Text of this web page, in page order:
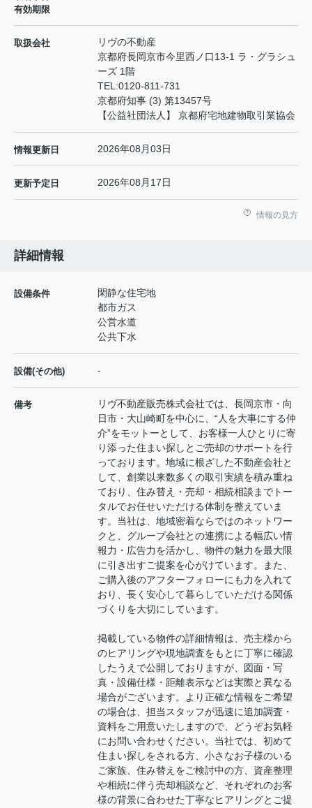
有効期限
取扱会社
リヴの不動産
京都府長岡京市今里西ノ口13-1 ラ・グラシュ
ーズ 1階
TEL:0120-811-731
京都府知事 (3) 第13457号
【公益社団法人】 京都府宅地建物取引業協会
情報更新日 2026年08月03日
更新予定日 2026年08月17日
情報の見方
詳細情報
設備条件
閑静な住宅地
都市ガス
公営水道
公共下水
設備(その他) -
備考
リヴ不動産販売株式会社では、長岡京市・向
日市・大山崎町を中心に、“人を大事にする仲
介”をモットーとして、お客様一人ひとりに寄
り添った住まい探しとご売却のサポートを行
っております。地域に根ざした不動産会社と
して、創業以来数多くの取引実績を積み重ね
ており、住み替え・売却・相続相談までトー
タルでお任せいただける体制を整えていま
す。当社は、地域密着ならではのネットワー
クと、グループ会社との連携による幅広い情
報力・広告力を活かし、物件の魅力を最大限
に引き出すご提案を心がけています。また、
ご購入後のアフターフォローにも力を入れて
おり、長く安心して暮らしていただける関係
づくりを大切にしています。
掲載している物件の詳細情報は、売主様から
のヒアリングや現地調査をもとに丁寧に確認
したうえで公開しておりますが、図面・写
真・設備仕様・距離表示などは実際と異なる
場合がございます。より正確な情報をご希望
の場合は、担当スタッフが迅速に追加調査・
資料をご用意いたしますので、どうぞお気軽
にお問い合わせください。当社では、初めて
住まい探しをされる方、小さなお子様のいる
ご家族、住み替えをご検討中の方、資産整理
や相続に伴う売却相談など、それぞれのお客
様の背景に合わせた丁寧なヒアリングとご提